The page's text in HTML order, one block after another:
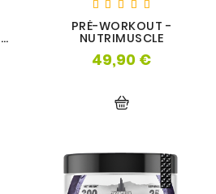
PRÉ-WORKOUT -
NUTRIMUSCLE
49,90 €Prix